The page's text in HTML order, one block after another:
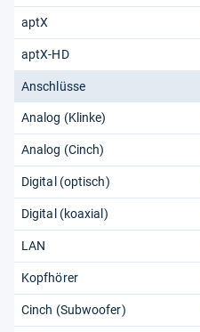
aptX
aptX-HD
Anschlüsse
Analog (Klinke)
Analog (Cinch)
Digital (optisch)
Digital (koaxial)
LAN
Kopfhörer
Cinch (Subwoofer)